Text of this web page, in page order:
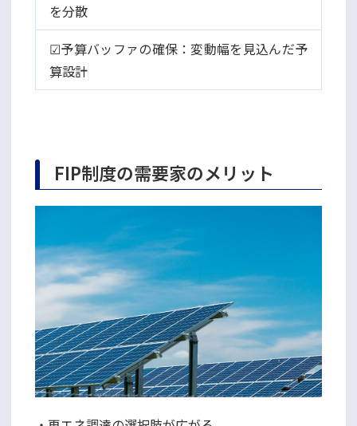
を分散
☑予算バッファの確保：変動幅を見込んだ予
算設計
FIP制度の需要家のメリット